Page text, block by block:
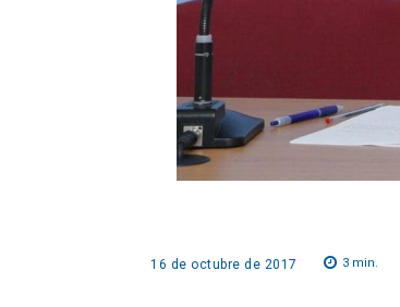
16 de octubre de 2017 3min.